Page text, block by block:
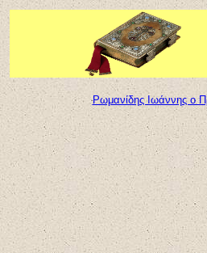
Ρωμανίδης Ιωάννης ο